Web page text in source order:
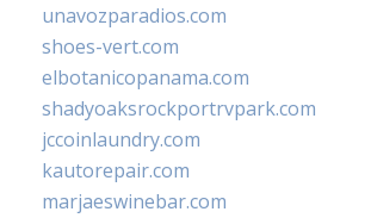
unavozparadios.com
shoes-vert.com
elbotanicopanama.com
shadyoaksrockportrvpark.com
jccoinlaundry.com
kautorepair.com
marjaeswinebar.com